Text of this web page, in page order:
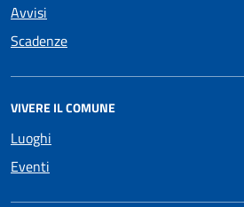
Avvisi
Scadenze
VIVERE IL COMUNE
Luoghi
Eventi